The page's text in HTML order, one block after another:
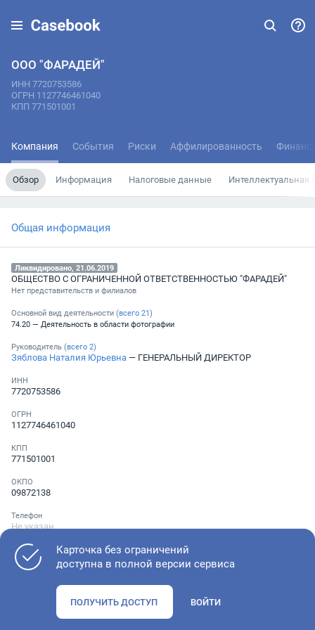
ООО "ФАРАДЕЙ"
ИНН 7720753586
ОГРН 1127746461040
КПП 771501001
Компания События Риски Аффилированность
Обзор Информация Налоговые данные Интеллектуальная
Общая информация
Ликвидировано, 21.06.2019
ОБЩЕСТВО С ОГРАНИЧЕННОЙ ОТВЕТСТВЕННОСТЬЮ "ФАРАДЕЙ"
Нет представительств и филиалов
Основной вид деятельности (всего 21)
74.20 — Деятельность в области фотографии
Руководитель (всего 2)
Зяблова Наталия Юрьевна — ГЕНЕРАЛЬНЫЙ ДИРЕКТОР
ИНН
7720753586
ОГРН
1127746461040
КПП
771501001
ОКПО
09872138
Телефон
Не указан
Проверьте учредительные документы, адрес регистрации и
Карточка без ограничений
доступна в полной версии сервиса
ПОЛУЧИТЬ ДОСТУП ВОЙТИ